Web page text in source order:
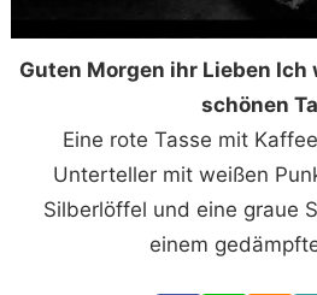
Guten Morgen ihr Lieben Ich
schönen
Eine rote Tasse mit
Unterteller mit weißen
Silberlöffel und eine graue
einem